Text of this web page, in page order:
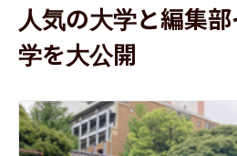
人気の大学と編集
学を大公開